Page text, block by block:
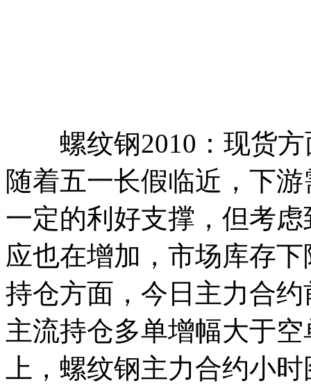
螺纹钢2010：现货方
随着五一长假临近，下
一定的利好支撑，但考
应也在增加，市场库存
持仓方面，今日主力合
主流持仓多单增幅大于
上，螺纹钢主力合约小